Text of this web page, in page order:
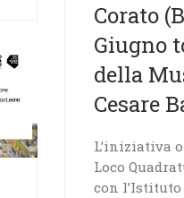
Corato
Giugno
della
Cesare
L’iniziativa
Loco
con